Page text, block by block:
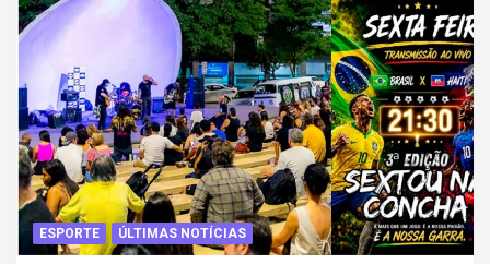
ESPORTE ÚLTIMAS NOTÍCIAS